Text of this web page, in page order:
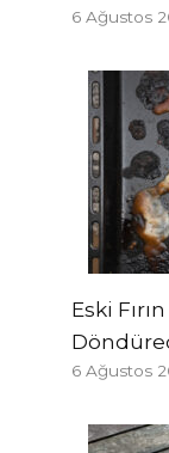
6 Ağustos
Eski
6 Ağustos